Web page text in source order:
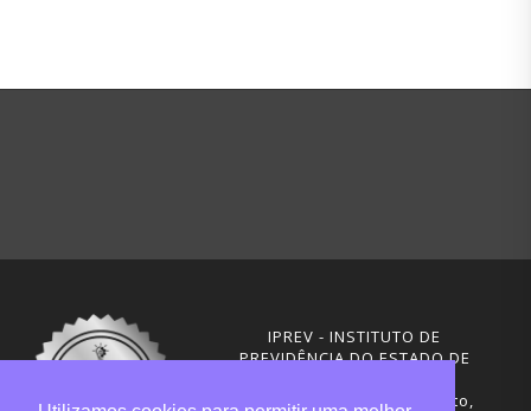
IPREV - INSTITUTO DE
PREVIDÊNCIA DO ESTADO DE
Rua Visconde de Ouro Preto,